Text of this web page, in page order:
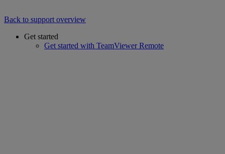
Back to support overview
Get started
Get started with TeamViewer Remote